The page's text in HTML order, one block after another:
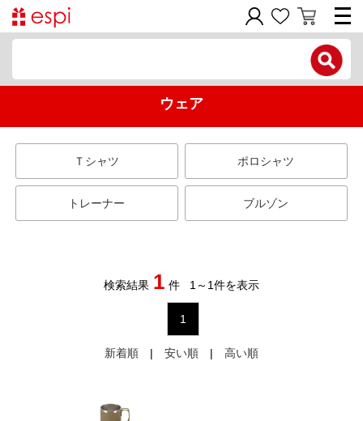
ウェア
Ｔシャツ ポロシャツ
トレーナー ブルゾン
検索結果 1 件 1 ～ 1件を表示
1
新着順 | 安い順 | 高い順
ご利用ガイド
商品カテゴリ